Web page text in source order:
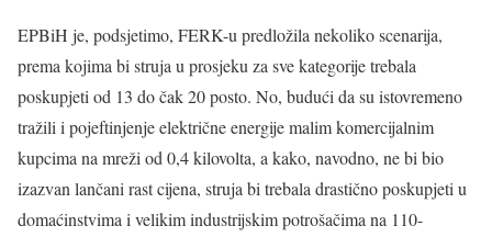
EPBiH je, podsjetimo, FERK-u predložila nekoliko scenarija,
prema kojima bi struja u prosjeku za sve kategorije trebala
poskupjeti od 13 do čak 20 posto. No, budući da su istovremeno
tražili i pojeftinjenje električne energije malim komercijalnim
kupcima na mreži od 0,4 kilovolta, a kako, navodno, ne bi bio
izazvan lančani rast cijena, struja bi trebala drastično poskupjeti u
domaćinstvima i velikim industrijskim potrošačima na 110-